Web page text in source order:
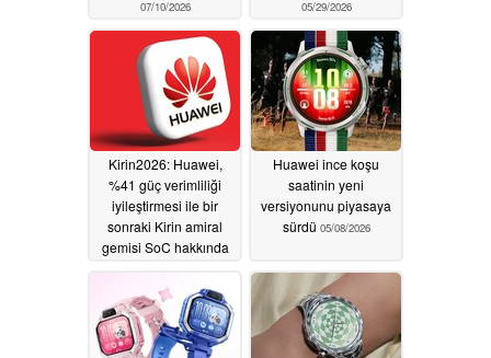
07/10/2026 05/29/2026
Kirin2026: Huawei,
%41 güç verimliliği
iyileştirmesi ile bir
sonraki Kirin amiral
gemisi SoC hakkında
bahsediyor
05/25/2026
Huawei ince koşu
saatinin yeni
versiyonunu piyasaya
sürdü 05/08/2026